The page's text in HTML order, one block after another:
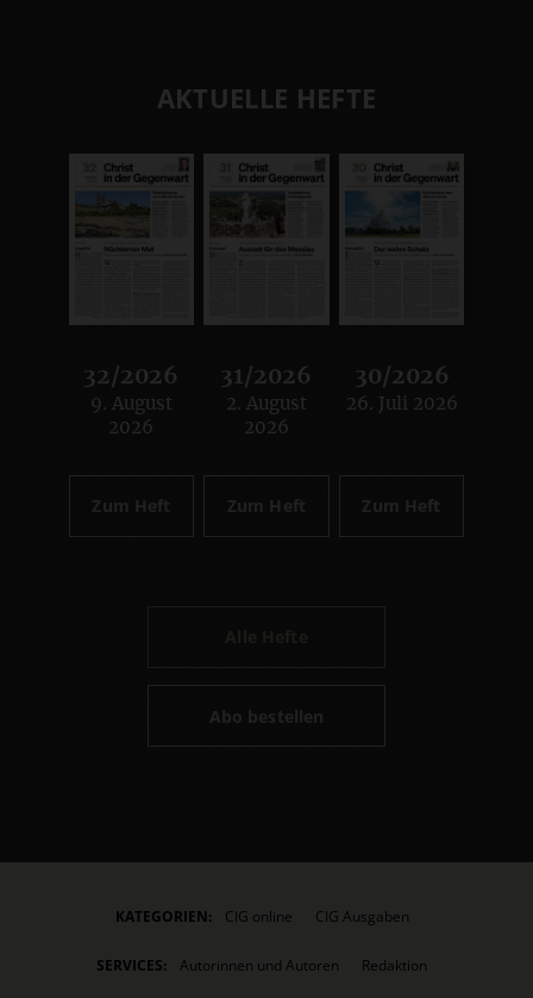
AKTUELLE HEFTE
32/2026
:
9. August
2026
Zum Heft
31/2026
:
2. August
2026
Zum Heft
30/2026
:
26. Juli 2026
Zum Heft
Abo bestellen
KATEGORIEN: CIG online CIG Ausgaben
SERVICES: Autorinnen und Autoren
Redaktion